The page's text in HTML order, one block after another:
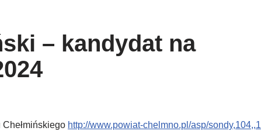
– kandydat na
http://www.powiat-chelmno.pl/asp/sondy,104,,1